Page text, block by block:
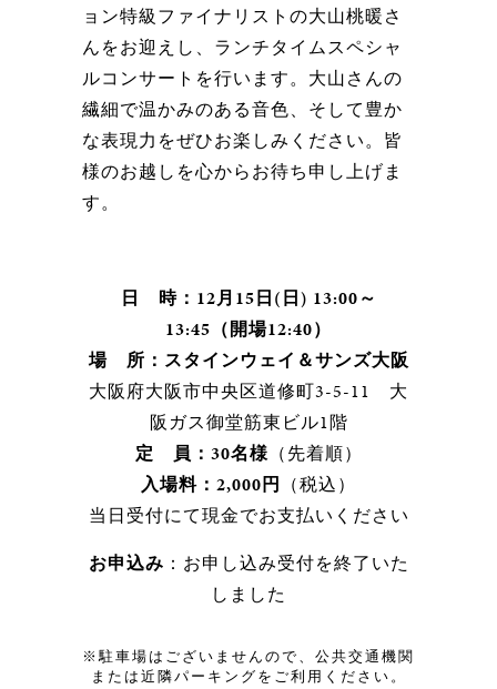
ョン特級ファイナリストの大山桃暖さ
んをお迎えし、ランチタイムスペシャ
ルコンサートを行います。大山さんの
繊細で温かみのある音色、そして豊か
な表現力をぜひお楽しみください。皆
様のお越しを心からお待ち申し上げま
す。
日 時：12月15日(日) 13:00～
13:45（開場12:40）
場 所：スタインウェイ＆サンズ大阪
大阪府大阪市中央区道修町3-5-11 大
阪ガス御堂筋東ビル1階
定 員：30名様（先着順）
入場料：2,000円 （税込）
当日受付にて現金でお支払いください
お申込み ：お申し込み受付を終了いた
しました
※駐車場はございませんので、公共交通機関
または近隣パーキングをご利用ください。